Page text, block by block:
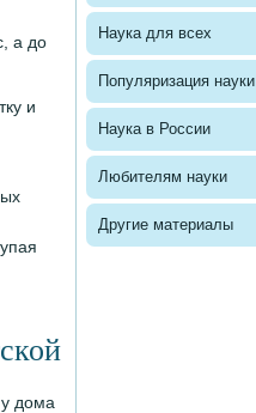
а до
и
дома
Наука для всех
Популяризация науки
Наука в России
Любителям науки
Другие материалы